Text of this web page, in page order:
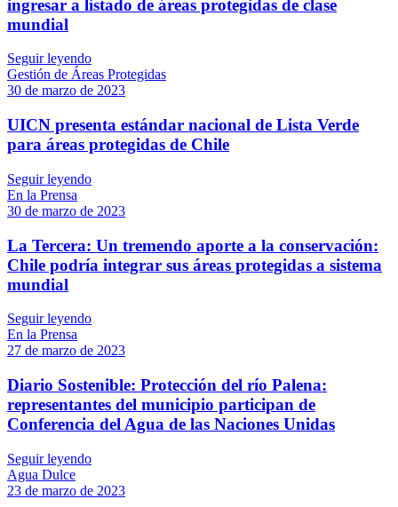
ingresar a listado de áreas protegidas de clase
mundial
Seguir leyendo
Gestión de Áreas Protegidas
30 de marzo de 2023
UICN presenta estándar nacional de Lista Verde
para áreas protegidas de Chile
Seguir leyendo
En la Prensa
30 de marzo de 2023
La Tercera: Un tremendo aporte a la conservación:
Chile podría integrar sus áreas protegidas a sistema
mundial
Seguir leyendo
En la Prensa
27 de marzo de 2023
Diario Sostenible: Protección del río Palena:
representantes del municipio participan de
Conferencia del Agua de las Naciones Unidas
Seguir leyendo
Agua Dulce
23 de marzo de 2023